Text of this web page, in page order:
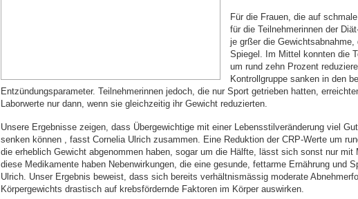
Für die Frauen, die auf
für die Teilnehmerinnen der
je grßer die
Spiegel. Im Mittel konnten die
um rund zehn Prozent
Kontrollgruppe sanken in den
Entzündungsparameter. Teilnehmerinnen jedoch, die nur Sport getrieben hatten,
Laborwerte nur dann, wenn sie gleichzeitig ihr Gewicht reduzierten.
Unsere Ergebnisse zeigen, dass Übergewichtige mit einer Lebensstilveränderung viel
senken können , fasst Cornelia Ulrich zusammen. Eine Reduktion der CRP-Werte um
die erheblich Gewicht abgenommen haben, sogar um die Hälfte, lässt sich sonst nur mit
diese Medikamente haben Nebenwirkungen, die eine gesunde, fettarme Ernährung und
Ulrich. Unser Ergebnis beweist, dass sich bereits verhältnismässig moderate
Körpergewichts drastisch auf krebsfördernde Faktoren im Körper auswirken.